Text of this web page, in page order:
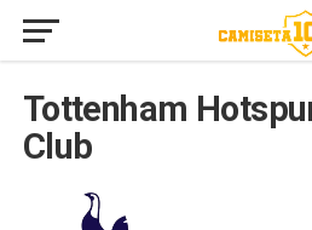
Tottenham
Club